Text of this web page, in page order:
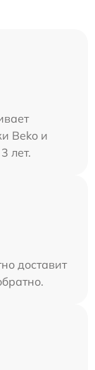
Beko и
лет.
доставит